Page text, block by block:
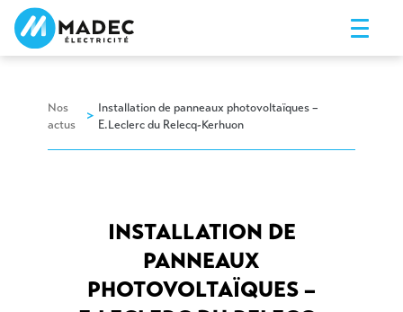
Nos
actus
> Installation de panneaux photovoltaïques –
E.Leclerc du Relecq-Kerhuon
INSTALLATION DE
PANNEAUX
PHOTOVOLTAÏQUES –